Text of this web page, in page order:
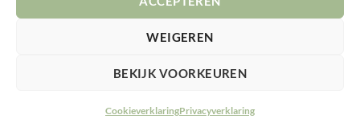
WEIGEREN
BEKIJK VOORKEUREN
CookieverklaringPrivacyverklaring